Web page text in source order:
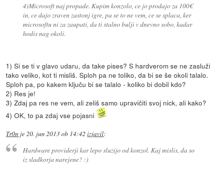
4)Microsoft naj propade. Kupim konzolo, ce jo prodajo za 100€
in, ce dajo zraven zastonj igre, pa se to ne vem, ce se splaca, ker
microsoftu ni za zaupati, da ti stalno bulji v dnevno sobo, kadar
hodis nag okoli.
1) Si se ti v glavo udaru, da take pises? S hardverom se ne zasluži
tako veliko, kot ti misliš. Sploh pa ne toliko, da bi se še okoli talalo.
Sploh pa, po kakem ključu bi se talalo - koliko bi dobil kdo?
2) Res je!
3) Zdaj pa res ne vem, ali zeliš samo upravičiti svoj nick, ali kako?
4) OK, to pa zdaj vse pojasni
Tr0n je20. jun 2013 ob 14:42 izjavil:
Hardware providerji kar lepo sluzijo od konzol. Kaj mislis, da so
iz sladkorja narejene? :)